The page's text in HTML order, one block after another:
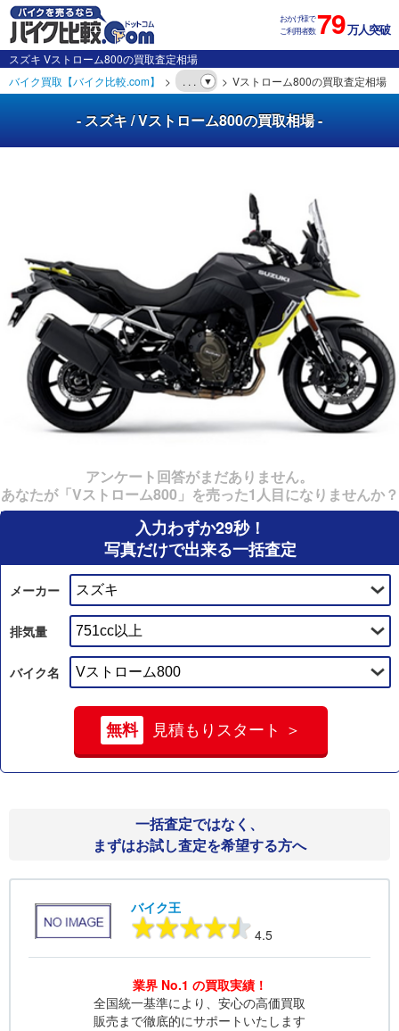
おかげ様で
ご利用者数79万人突破
スズキ Vストローム800の買取査定相場
バイク買取【バイク比較.com】
. . . Vストローム800の買取査定相場
- スズキ / Vストローム800の買取相場 -
アンケート回答がまだありません。
あなたが「Vストローム800」を売った1人目になりませんか？
入力わずか29秒！
写真だけで出来る一括査定
メーカー
排気量
バイク名
無料 見積もりスタート ＞
一括査定ではなく、
まずはお試し査定を希望する方へ
バイク王
4.5
業界 No.1 の買取実績！
全国統一基準により、安心の高価買取
販売まで徹底的にサポートいたします